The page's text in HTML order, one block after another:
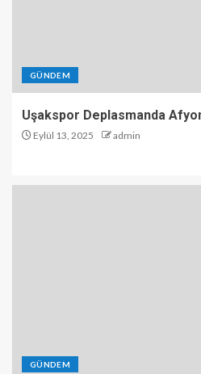
GÜNDEM
Uşakspor Deplasmanda
Eylül 13, 2025 admin
GÜNDEM